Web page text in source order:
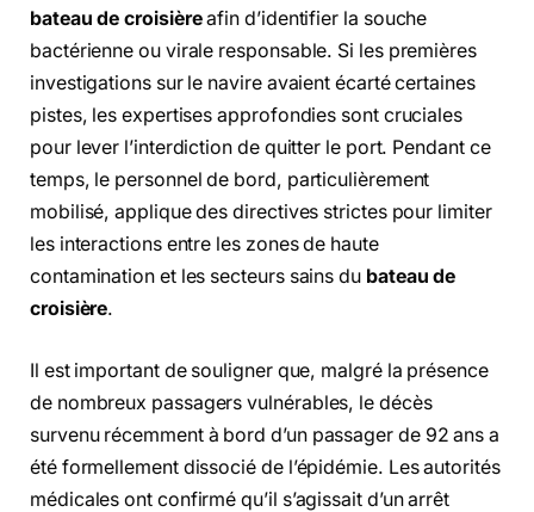
bateau de croisièreafin d’identifier la souche
bactérienne ou virale responsable. Si les premières
investigations sur le navire avaient écarté certaines
pistes, les expertises approfondies sont cruciales
pour lever l’interdiction de quitter le port. Pendant ce
temps, le personnel de bord, particulièrement
mobilisé, applique des directives strictes pour limiter
les interactions entre les zones de haute
contamination et les secteurs sains du bateau de
croisière.
Il est important de souligner que, malgré la présence
de nombreux passagers vulnérables, le décès
survenu récemment à bord d’un passager de 92 ans a
été formellement dissocié de l’épidémie. Les autorités
médicales ont confirmé qu’il s’agissait d’un arrêt